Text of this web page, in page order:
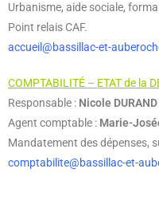
Urbanisme, aide sociale,
Point relais CAF.
accueil@bassillac-et-
COMPTABILITÉ – ETAT de la
Responsable : Nicole DURAND
Agent comptable : Marie-
Mandatement des dépenses,
comptabilite@bassillac-et-